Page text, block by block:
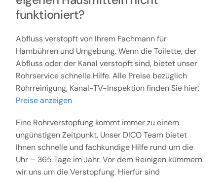
funktioniert?
Abfluss verstopft von Ihrem Fachmann für
Hambühren und Umgebung. Wenn die Toilette, der
Abfluss oder der Kanal verstopft sind, bietet unser
Rohrservice schnelle Hilfe. Alle Preise bezüglich
Rohrreinigung, Kanal-TV-Inspektion finden Sie hier:
Preise anzeigen
Eine Rohrverstopfung kommt immer zu einem
ungünstigen Zeitpunkt. Unser DICO Team bietet
Ihnen schnelle und fachkundige Hilfe rund um die
Uhr – 365 Tage im Jahr. Vor dem Reinigen kümmern
wir uns um die Verstopfung. Hierfür sind